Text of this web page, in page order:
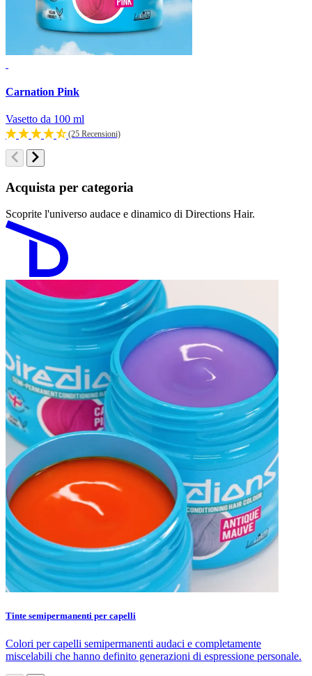
Carnation Pink
Vasetto da 100 ml
(25 Recensioni)
Acquista per categoria
Scoprite l'universo audace e dinamico di Directions Hair.
Tinte semipermanenti per capelli
Colori per capelli semipermanenti audaci e completamente
miscelabili che hanno definito generazioni di espressione personale.